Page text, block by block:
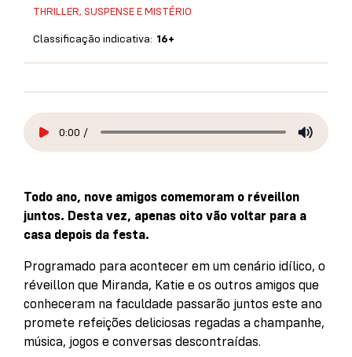
THRILLER, SUSPENSE E MISTÉRIO
Classificação indicativa: 16+
0:00 /
Todo ano, nove amigos comemoram o réveillon
juntos. Desta vez, apenas oito vão voltar para a
casa depois da festa.
Programado para acontecer em um cenário idílico, o
réveillon que Miranda, Katie e os outros amigos que
conheceram na faculdade passarão juntos este ano
promete refeições deliciosas regadas a champanhe,
música, jogos e conversas descontraídas.